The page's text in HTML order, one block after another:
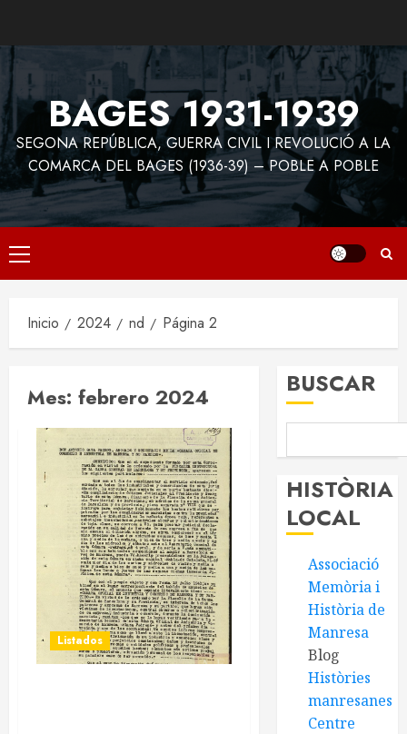
contenido
BAGES 1931-1939
SEGONA REPÚBLICA, GUERRA CIVIL I REVOLUCIÓ A LA
COMARCA DEL BAGES (1936-39) – POBLE A POBLE
Menú
principal
Inicio 2024 nd Página 2
Mes: febrero 2024
Listados
BUSCAR
HISTÒRIA
LOCAL
Associació
Memòria i
Història de
Manresa
Blog
Històries
manresanes
Centre